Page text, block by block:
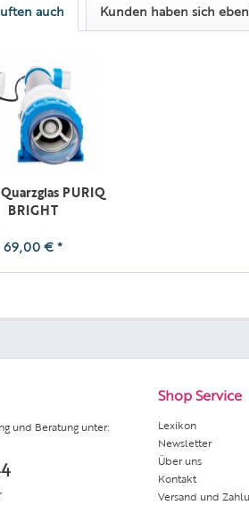
auch Kunden haben sich
PURIQ
BRIGHT
69,00 € *
und Beratung unter:
Shop Service
Lexikon
Newsletter
Über uns
Kontakt
Versand und